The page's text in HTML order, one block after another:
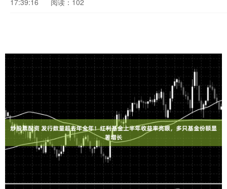
17:39:16
阅读：102